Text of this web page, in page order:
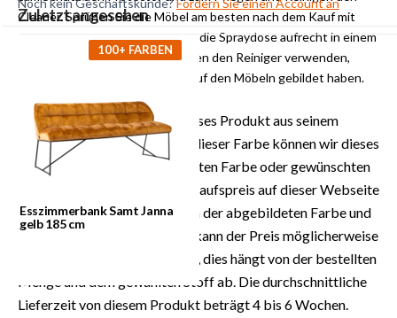
Cleaner. Sprühen Sie die Möbel am besten nach dem Kauf mit
dem Schutzmittel ein. Halten Sie die Spraydose aufrecht in einem
Abstand von 20-30 cm. Sie können den Reiniger verwenden,
wenn sich hartnäckige Flecken auf den Möbeln gebildet haben.
HINWEIS: Labelwise kann dieses Produkt aus seinem
Lagerbestand liefern. Neben dieser Farbe können wir dieses
Produkt auch in der gewünschten Farbe oder gewünschten
Stoff maßanfertigen. Der Einkaufspreis auf dieser Webseite
ist der Preis für das Produkt in der abgebildeten Farbe und
Stoff. Für Maßanfertigungen kann der Preis möglicherweise
höher oder niedriger ausfallen, dies hängt von der bestellten
Menge und dem gewählten Stoff ab. Die durchschnittliche
Lieferzeit von diesem Produkt beträgt 4 bis 6 Wochen.
Noch kein Geschäftskunde?Fordern Sie einen Account an
Zuletzt angesehen
Esszimmerbank Samt Janna
gelb 185 cm
100+ FARBEN